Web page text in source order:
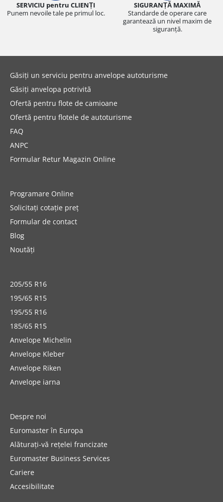
SERVICIU pentru CLIENȚI
Punem nevoile tale pe primul loc.
SIGURANȚĂ MAXIMĂ
Standarde de operare care
garantează un nivel maxim de
siguranță.
Găsiți un serviciu pentru anvelope autoturisme
Găsiți anvelopa potrivită
Ofertă pentru flote de camioane
Ofertă pentru flotele de autoturisme
FAQ
ANPC
Formular Retur Magazin Online
Programare Online
Solicitați cotație preț
Formular de contact
Blog
Noutăți
205/55 R16
195/65 R15
195/55 R16
185/65 R15
Anvelope Michelin
Anvelope Kleber
Anvelope Riken
Anvelope iarna
Despre noi
Euromaster în Europa
Alăturați-vă rețelei francizate
Euromaster Business Services
Cariere
Accesibilitate